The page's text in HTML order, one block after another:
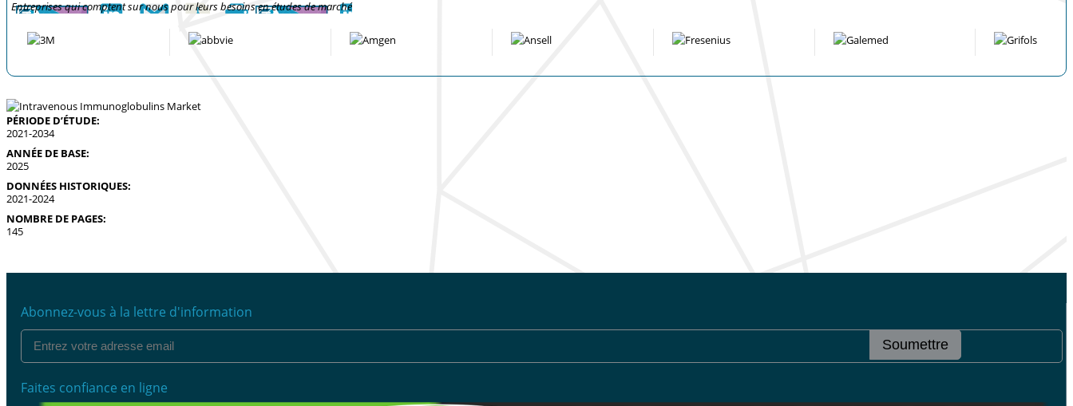
Entreprises qui comptent sur nous pour leurs besoins en études de marché
PÉRIODE D’ÉTUDE:
2021-2034
ANNÉE DE BASE:
2025
DONNÉES HISTORIQUES:
2021-2024
NOMBRE DE PAGES:
145
Abonnez-vous à la lettre d'information
Soumettre
Faites confiance en ligne